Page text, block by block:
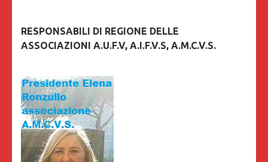
RESPONSABILI DI REGIONE DELLE
ASSOCIAZIONI A.U.F.V, A.I.F.V.S, A.M.C.V.S.